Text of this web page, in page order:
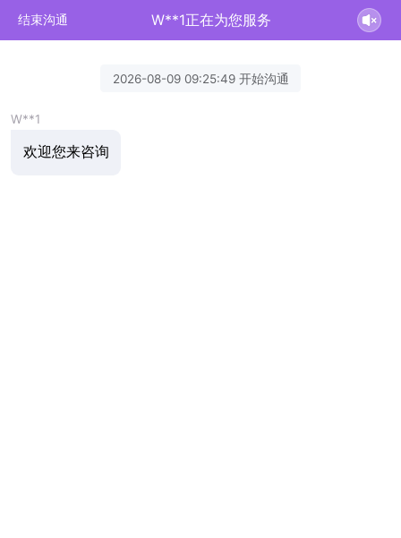
结束沟通 W**1正在为您服务
2026-08-09 09:25:49 开始沟通
W**1
欢迎您来咨询